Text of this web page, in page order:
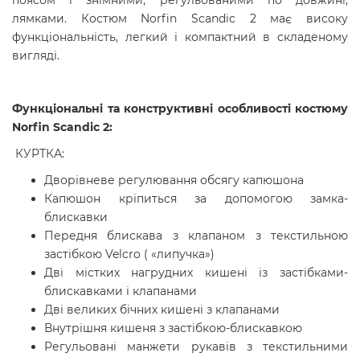
лямками. Костюм Norfin Scandic 2 має високу
функціональність, легкий і компактний в складеному
вигляді.
Функціональні та конструктивні особливості костюму
Norfin Scandic 2:
КУРТКА:
Дворівневе регулювання обсягу капюшона
Капюшон кріпиться за допомогою замка-
блискавки
Передня блискава з клапаном з текстильною
застібкою Velcro ( «липучка»)
Дві містких нагрудних кишені із застібками-
блискавками і клапанами
Дві великих бічних кишені з клапанами
Внутрішня кишеня з застібкою-блискавкою
Регульовані манжети рукавів з текстильними